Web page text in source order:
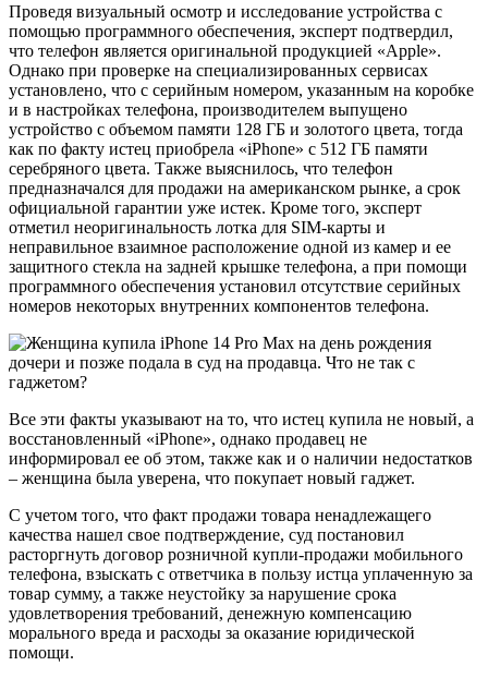
Проведя визуальный осмотр и исследование устройства с
помощью программного обеспечения, эксперт подтвердил,
что телефон является оригинальной продукцией «Apple».
Однако при проверке на специализированных сервисах
установлено, что с серийным номером, указанным на коробке
и в настройках телефона, производителем выпущено
устройство с объемом памяти 128 ГБ и золотого цвета, тогда
как по факту истец приобрела «iPhone» с 512 ГБ памяти
серебряного цвета. Также выяснилось, что телефон
предназначался для продажи на американском рынке, а срок
официальной гарантии уже истек. Кроме того, эксперт
отметил неоригинальность лотка для SIM-карты и
неправильное взаимное расположение одной из камер и ее
защитного стекла на задней крышке телефона, а при помощи
программного обеспечения установил отсутствие серийных
номеров некоторых внутренних компонентов телефона.
Все эти факты указывают на то, что истец купила не новый, а
восстановленный «iPhone», однако продавец не
информировал ее об этом, также как и о наличии недостатков
– женщина была уверена, что покупает новый гаджет.
С учетом того, что факт продажи товара ненадлежащего
качества нашел свое подтверждение, суд постановил
расторгнуть договор розничной купли-продажи мобильного
телефона, взыскать с ответчика в пользу истца уплаченную за
товар сумму, а также неустойку за нарушение срока
удовлетворения требований, денежную компенсацию
морального вреда и расходы за оказание юридической
помощи.